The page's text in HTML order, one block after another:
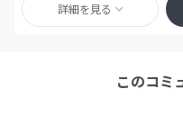
詳細を見る
このコミ